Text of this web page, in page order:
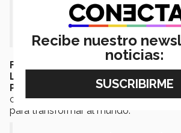
México para el Torneo
RoboCupJunior.
Flavio Guerrero, Coordinador de
Locales del TMR 2018y miembro de
ProRobótica Nuevo León, exhortó
ciencias y la tecnología entre las
para transformar al mundo.
Recibe nuestro
noticias: